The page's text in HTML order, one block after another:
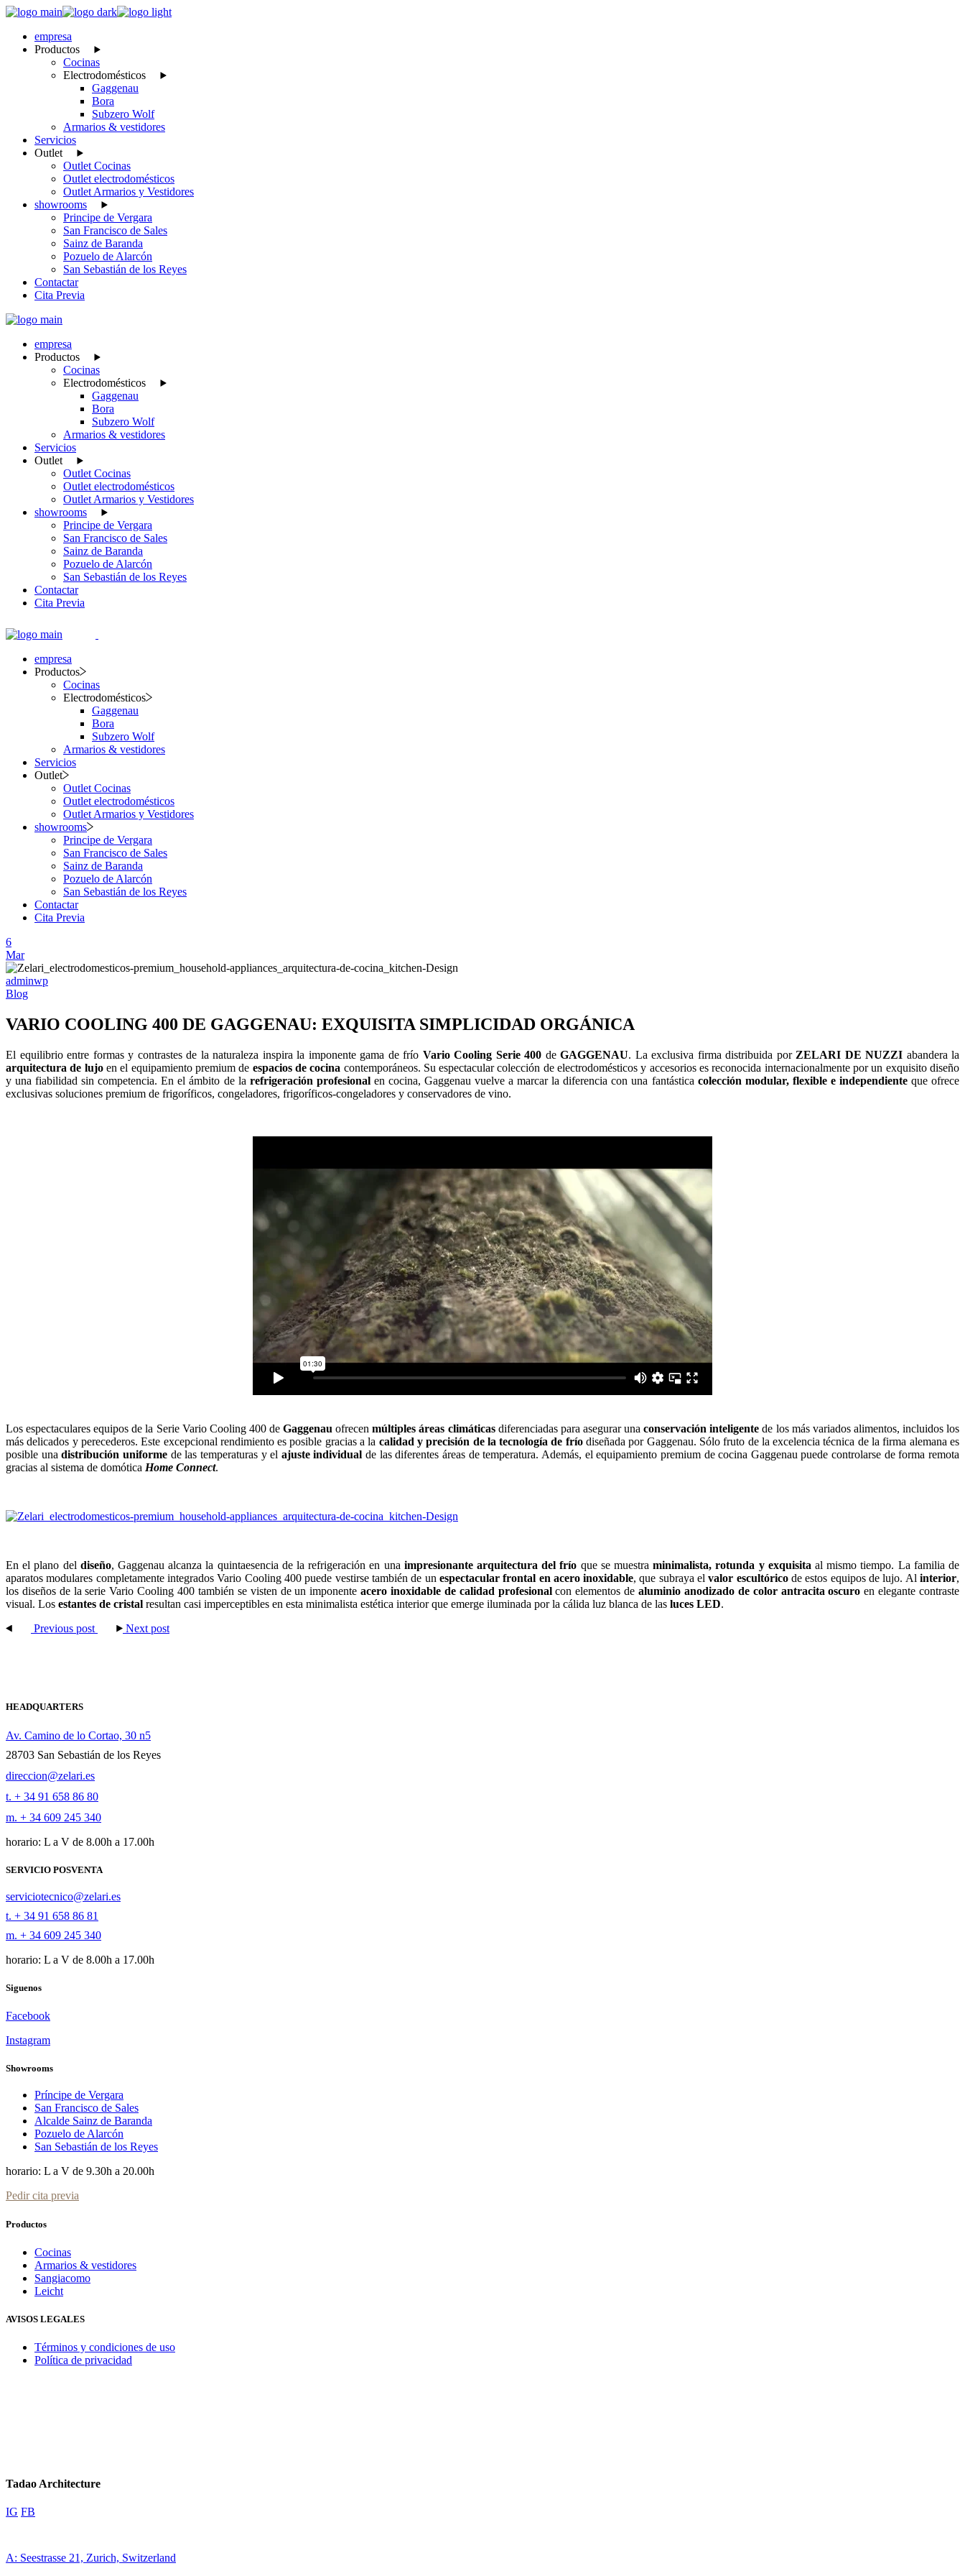
Skip
content
empresa
Productos
Cocinas
Electrodomésticos
Gaggenau
Bora
Subzero Wolf
Armarios & vestidores
Servicios
Outlet
Outlet Cocinas
Outlet electrodomésticos
Outlet Armarios y Vestidores
showrooms
Principe de Vergara
San Francisco de Sales
Sainz de Baranda
Pozuelo de Alarcón
San Sebastián de los Reyes
Contactar
Cita Previa
empresa
Productos
Cocinas
Electrodomésticos
Gaggenau
Bora
Subzero Wolf
Armarios & vestidores
Servicios
Outlet
Outlet Cocinas
Outlet electrodomésticos
Outlet Armarios y Vestidores
showrooms
Principe de Vergara
San Francisco de Sales
Sainz de Baranda
Pozuelo de Alarcón
San Sebastián de los Reyes
Contactar
Cita Previa
empresa
Productos
Cocinas
Electrodomésticos
Gaggenau
Bora
Subzero Wolf
Armarios & vestidores
Servicios
Outlet
Outlet Cocinas
Outlet electrodomésticos
Outlet Armarios y Vestidores
showrooms
Principe de Vergara
San Francisco de Sales
Sainz de Baranda
Pozuelo de Alarcón
San Sebastián de los Reyes
Contactar
Cita Previa
6
Mar
adminwp
Blog
VARIO COOLING 400 DE GAGGENAU: EXQUISITA SIMPLICIDAD ORGÁNICA
El equilibrio entre formas y contrastes de la naturaleza inspira la imponente gama de frío Vario Cooling Serie 400 deGAGGENAU. La exclusiva firma distribuida por ZELARI DE NUZZI abandera la
arquitectura de lujoen el equipamiento premium de espacios de cocina contemporáneos. Su espectacular colección de electrodomésticos y accesorios es reconocida internacionalmente por un exquisito diseño
y una fiabilidad sin competencia. En el ámbito de la refrigeración profesionalen cocina, Gaggenau vuelve a marcar la diferencia con una fantástica colección modular, flexible e independienteque ofrece
exclusivas soluciones premium de frigoríficos, congeladores, frigoríficos-congeladores y conservadores de vino.
Los espectaculares equipos de la Serie Vario Cooling 400 deGaggenau ofrecenmúltiples áreas climáticasdiferenciadas para asegurar unaconservación inteligente de los más variados alimentos, incluidos los
más delicados y perecederos. Este excepcional rendimiento es posible gracias a la calidad y precisión de la tecnología de fríodiseñada por Gaggenau. Sólo fruto de la excelencia técnica de la firma alemana es
posible unadistribución uniformede las temperaturas y el ajuste individual de las diferentes áreas de temperatura. Además, el equipamiento premium de cocina Gaggenau puede controlarse de forma remota
gracias al sistema de domótica Home Connect.
En el plano del diseño, Gaggenau alcanza la quintaesencia de la refrigeración en una impresionante arquitectura del frío que se muestraminimalista, rotunda y exquisita al mismo tiempo. La familia de
aparatos modulares completamente integrados Vario Cooling 400 puede vestirse también de un espectacular frontal en acero inoxidable, que subraya elvalor escultóricode estos equipos de lujo. Alinterior,
los diseños de la serie Vario Cooling 400 también se visten de un imponenteacero inoxidable de calidad profesionalcon elementos dealuminio anodizado de color antracita oscuro en elegante contraste
visual. Los estantes de cristal resultan casi imperceptibles en esta minimalista estética interior que emerge iluminada por la cálida luz blanca de las luces LED.
Previous post
Next post
HEADQUARTERS
Av. Camino de lo Cortao, 30 n5
28703 San Sebastián de los Reyes
direccion@zelari.es
t. + 34 91 658 86 80
m. + 34 609 245 340
horario: L a V de 8.00h a 17.00h
SERVICIO POSVENTA
serviciotecnico@zelari.es
t. + 34 91 658 86 81
m. + 34 609 245 340
horario: L a V de 8.00h a 17.00h
Siguenos
Facebook
Instagram
Showrooms
Príncipe de Vergara
San Francisco de Sales
Alcalde Sainz de Baranda
Pozuelo de Alarcón
San Sebastián de los Reyes
horario: L a V de 9.30h a 20.00h
Pedir cita previa
Productos
Cocinas
Armarios & vestidores
Sangiacomo
Leicht
AVISOS LEGALES
Términos y condiciones de uso
Política de privacidad
Tadao Architecture
IG FB
A: Seestrasse 21, Zurich, Switzerland